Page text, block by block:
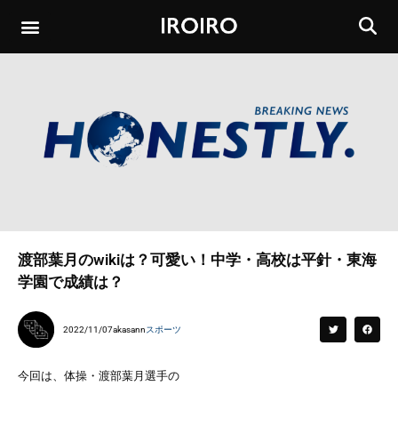
渡部葉月のwikiは？可愛い！中学・高校は平針・東海
学園で成績は？
2022/11/07akasannスポーツ
今回は、体操・渡部葉月選手の